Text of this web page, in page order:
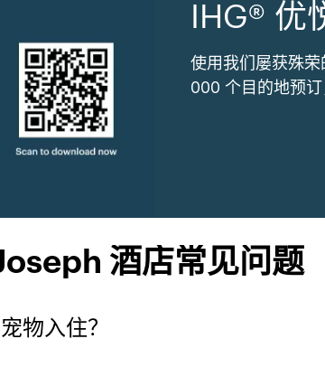
IHG®
使用我们屡获殊
000 个目的地预
酒店常见问题
物入住？